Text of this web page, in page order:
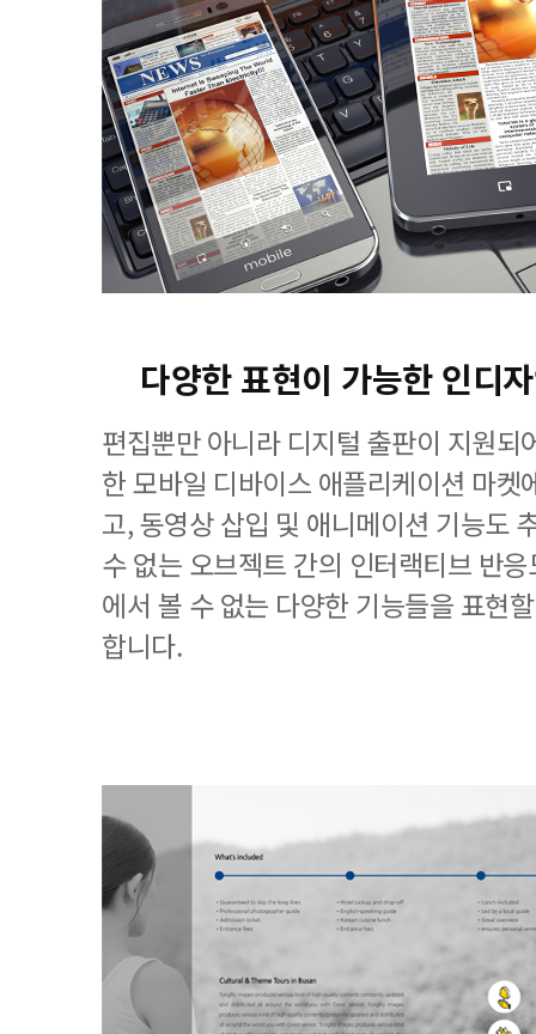
다양한 표현이 가능한 인디
편집뿐만 아니라 디지털 출판이 지원되
한 모바일 디바이스 애플리케이션 마켓
고, 동영상 삽입 및 애니메이션 기능도
수 없는 오브젝트 간의 인터랙티브 반
에서 볼 수 없는 다양한 기능들을 표현
합니다.